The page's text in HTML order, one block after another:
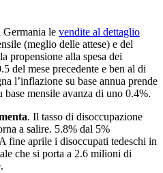
Germania le vendite al dettaglio
(meglio delle attese) e del
propensione alla spesa dei
del mese precedente e ben al di
l’inflazione su base annua prende
mensile avanza di uno 0.4%.
. Il tasso di disoccupazione
a salire. 5.8% dal 5%
fine aprile i disoccupati tedeschi in
che si porta a 2.6 milioni di